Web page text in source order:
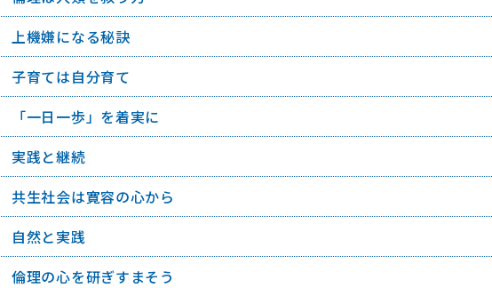
上機嫌になる秘訣
子育ては自分育て
「一日一歩」を着実に
実践と継続
共生社会は寛容の心から
自然と実践
倫理の心を研ぎすまそう